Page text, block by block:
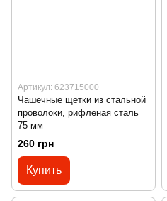
Артикул: 623715000
Чашечные щетки из стальной
проволоки, рифленая сталь
75 мм
260 грн
Купить